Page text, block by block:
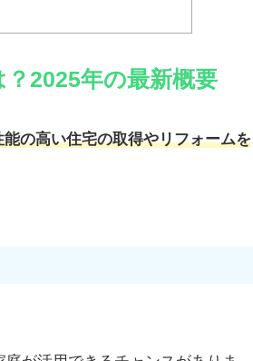
2025年の最新概要
の高い住宅の取得やリフォームを